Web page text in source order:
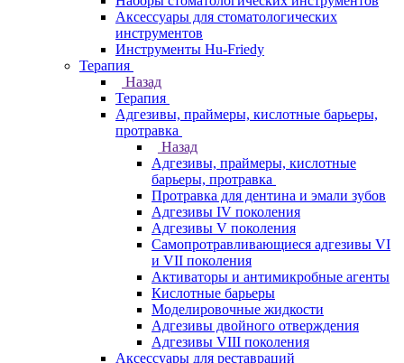
Аксессуары для стоматологических
инструментов
Инструменты Hu-Friedy
Терапия
Назад
Терапия
Адгезивы, праймеры, кислотные барьеры,
протравка
Назад
Адгезивы, праймеры, кислотные
барьеры, протравка
Протравка для дентина и эмали зубов
Адгезивы IV поколения
Адгезивы V поколения
Самопротравливающиеся адгезивы VI
и VII поколения
Активаторы и антимикробные агенты
Кислотные барьеры
Моделировочные жидкости
Адгезивы двойного отверждения
Адгезивы VIII поколения
Аксессуары для реставраций